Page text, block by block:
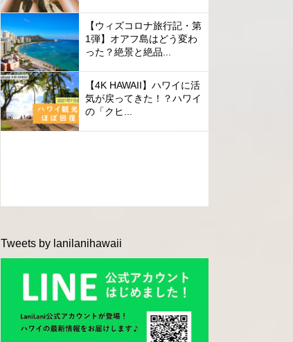
【ウィズコロナ旅行記・第
1弾】オアフ島はどう変わ
った？絶景と絶品...
【4K HAWAII】ハワイに活
気が戻ってきた！？ハワイ
の「クヒ...
Tweets by lanilanihawaii